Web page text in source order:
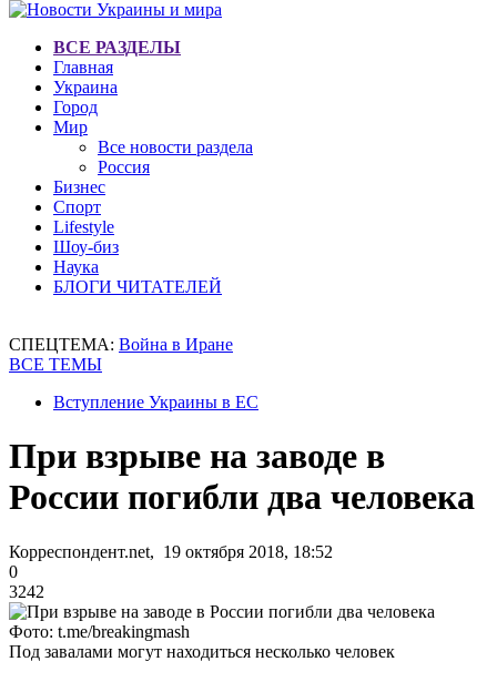
ВСЕ РАЗДЕЛЫ
Главная
Украина
Город
Мир
Все новости раздела
Россия
Бизнес
Спорт
Lifestyle
Шоу-биз
Наука
БЛОГИ ЧИТАТЕЛЕЙ
СПЕЦТЕМА: Война в Иране
ВСЕ ТЕМЫ
Вступление Украины в ЕС
При взрыве на заводе в
России погибли два человека
Корреспондент.net, 19 октября 2018, 18:52
0
3242
Фото: t.me/breakingmash
Под завалами могут находиться несколько человек